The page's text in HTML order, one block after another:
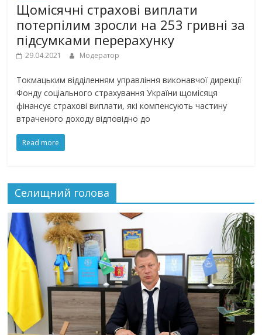
Щомісячні страхові виплати
потерпілим зросли на 253 гривні за
підсумками перерахунку
29.04.2021 Модератор
Токмацьким відділенням управління виконавчої дирекції
Фонду соціального страхування України щомісяця
фінансує страхові виплати, які компенсують частину
втраченого доходу відповідно до
Read more
Селищний голова